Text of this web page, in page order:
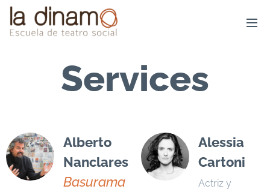
Services
Alberto
Nanclares
Basurama
Alessia
Cartoni
Actriz y